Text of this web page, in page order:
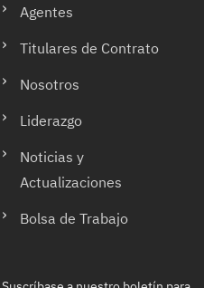
Agentes
Titulares de Contrato
Nosotros
Liderazgo
Noticias y
Actualizaciones
Bolsa de Trabajo